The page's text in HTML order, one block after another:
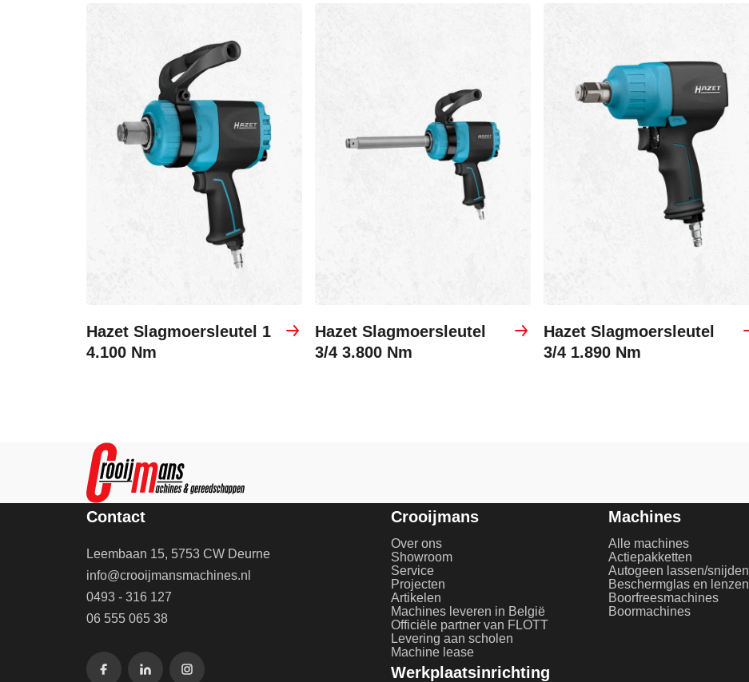
Hazet Slagmoersleutel 1
4.100 Nm
Hazet Slagmoersleutel
3/4 3.800 Nm
Hazet Slagmoersleutel
3/4 1.890 Nm
Contact
Leembaan 15, 5753 CW Deurne
info@crooijmansmachines.nl
0493 - 316 127
06 555 065 38
Crooijmans
Over ons
Showroom
Service
Projecten
Artikelen
Machines leveren in België
Officiële partner van FLOTT
Levering aan scholen
Machine lease
Machines
Alle machines
Actiepakketten
Autogeen lassen/snijden
Boorfreesmachines
Boormachines
Werkplaatsinrichting